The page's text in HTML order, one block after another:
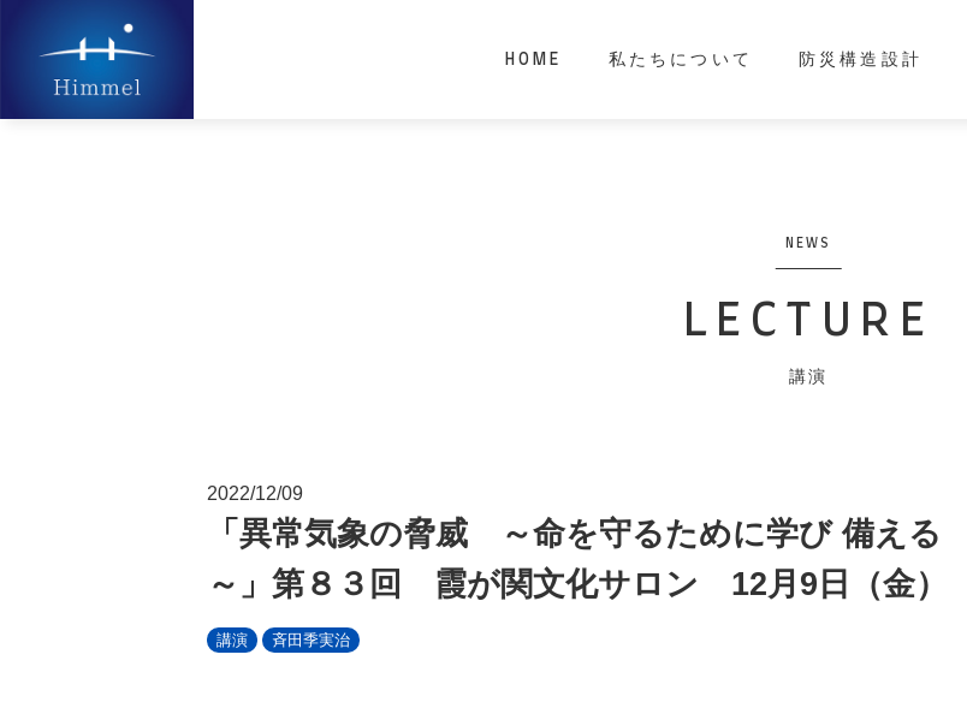
HOME 私たちについて 防災構造設計
NEWS
LECTURE
講演
2022/12/09
「異常気象の脅威 ～命を守るために学び 備える
～」第８３回 霞が関文化サロン 12月9日（金）
講演 斉田季実治